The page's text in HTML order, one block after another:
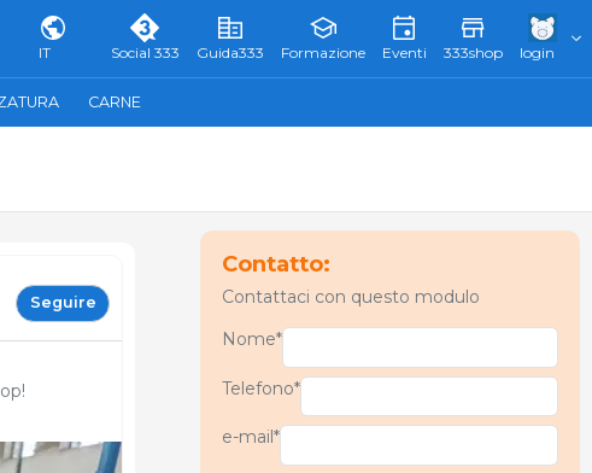
IT Social 333 Guida333 Formazione Eventi 333shop login
CARNE
Seguire
Contatto:
Contattaci con questo modulo
Nome*
Telefono*
e-mail*